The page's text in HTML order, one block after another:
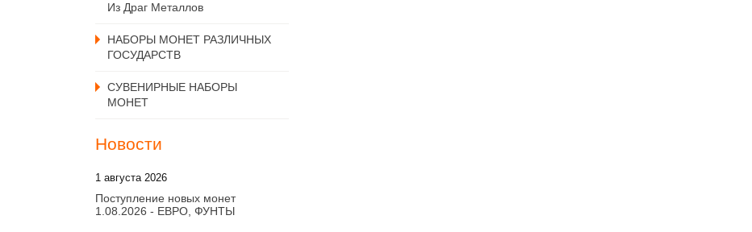
Из Драг Металлов
НАБОРЫ МОНЕТ РАЗЛИЧНЫХ
ГОСУДАРСТВ
СУВЕНИРНЫЕ НАБОРЫ
МОНЕТ
Новости
1 августа 2026
Поступление новых монет
1.08.2026 - ЕВРО, ФУНТЫ